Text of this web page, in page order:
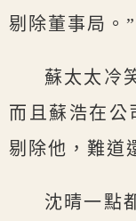
剔除董事局。”
蘇太太冷
而且蘇浩在公
剔除他，難道
沈晴一點